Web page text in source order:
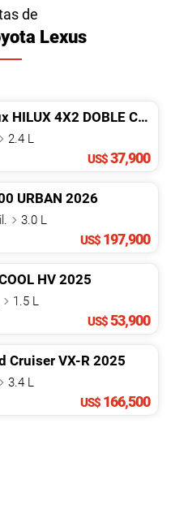
de
Lexus
HILUX 4X2 DOBLE CABINA MECáNICA
2.4 L
US$37,900
URBAN 2026
3.0 L
US$ 197,900
HV2025
1.5 L
US$53,900
CruiserVX-R 2025
3.4 L
US$ 166,500